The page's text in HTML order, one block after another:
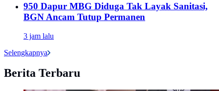
950 Dapur MBG Diduga Tak Layak Sanitasi,
BGN Ancam Tutup Permanen
3 jam lalu
Selengkapnya
Berita Terbaru